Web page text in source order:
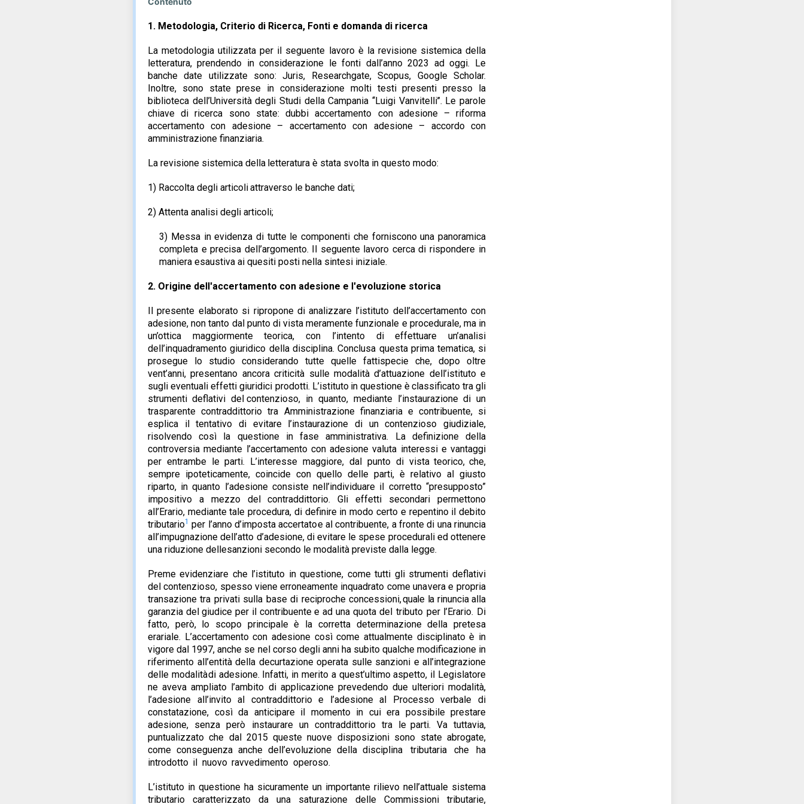
1. Metodologia, Criterio di Ricerca, Fonti e domanda di ricerca
La metodologia utilizzata per il seguente lavoro è la revisione sistemica della
letteratura, prendendo in considerazione le fonti dall’anno 2023 ad oggi. Le
banche date utilizzate sono: Juris, Researchgate, Scopus, Google Scholar.
Inoltre, sono state prese in considerazione molti testi presenti presso la
biblioteca dell’Università degli Studi della Campania ‘‘Luigi Vanvitelli’’. Le parole
chiave di ricerca sono state: dubbi accertamento con adesione – riforma
accertamento con adesione – accertamento con adesione – accordo con
amministrazione finanziaria.
La revisione sistemica della letteratura è stata svolta in questo modo:
1) Raccolta degli articoli attraverso le banche dati;
2) Attenta analisi degli articoli;
3) Messa in evidenza di tutte le componenti che forniscono una panoramica
completa e precisa dell’argomento. Il seguente lavoro cerca di rispondere in
maniera esaustiva ai quesiti posti nella sintesi iniziale.
2. Origine dell'accertamento con adesione e l'evoluzione storica
Il presente elaborato si ripropone di analizzare l’istituto dell’accertamento con
adesione, non tanto dal punto di vista meramente funzionale e procedurale, ma in
un’ottica
maggiormente teorica, con l’intento di effettuare
un’analisi
dell’inquadramento giuridico della disciplina. Conclusa questa prima tematica, si
prosegue lo studio considerando tutte quelle fattispecie che, dopo oltre
vent’anni, presentano ancora criticità sulle modalità d’attuazione dell’istituto e
sugli eventuali effetti giuridici prodotti. L’istituto in questione èclassificato tra gli
strumenti deflativi del contenzioso, in quanto, mediante l’instaurazione di un
trasparente contraddittorio tra Amministrazione finanziaria e contribuente, si
esplica
il tentativo di evitare l’instaurazione di un contenzioso giudiziale,
risolvendo così la questione in fase amministrativa. La definizione della
controversia mediante l’accertamento con adesione valuta interessi e vantaggi
per entrambe le parti. L’interesse maggiore, dal punto di vista teorico, che,
sempre ipoteticamente, coincide con quello delle parti, è relativo al giusto
riparto, in quanto l’adesione consiste nell’individuare il corretto “presupposto”
impositivo a mezzo del contraddittorio. Gli effetti
secondari permettono
all’Erario, mediante tale procedura, di definire in modo certo e repentino il debito
tributario1 per l’anno d’imposta accertatoe al contribuente, a fronte di una rinuncia
all’impugnazione dell’atto d’adesione, di evitare le spese procedurali ed ottenere
una riduzione dellesanzioni secondo le modalità previste dalla legge.
Preme evidenziare che l’istituto in questione, come tutti gli strumenti deflativi
del contenzioso, spesso viene erroneamente inquadrato come unavera e propria
transazione tra privati sulla base di reciproche concessioni,quale la rinuncia alla
garanzia del giudice per il contribuente e ad una quota del tributo per l’Erario. Di
fatto, però, lo scopo principale è la corretta determinazione della pretesa
erariale. L’accertamento con adesione così come attualmente disciplinato è in
vigore dal 1997, anche se nel corso degli anni ha subito qualche modificazione in
riferimento all’entità della decurtazione operata sulle sanzioni e all’integrazione
delle modalitàdi adesione. Infatti, in merito a quest’ultimo aspetto, il Legislatore
ne aveva ampliato l’ambito di applicazione prevedendo due ulteriori modalità,
l’adesione all’invito al contraddittorio e l’adesione al Processo verbale di
constatazione, così da anticipare il momento in cui era possibile prestare
adesione, senza però instaurare un contraddittorio tra le parti. Va tuttavia,
puntualizzato che dal 2015 queste nuove disposizioni sono state abrogate,
come conseguenza anche dell’evoluzione della disciplina tributaria che
ha
introdotto il nuovo ravvedimento operoso.
L’istituto in questione ha sicuramente un importante rilievo nell’attuale sistema
tributario caratterizzato da una saturazione delle Commissioni
tributarie,